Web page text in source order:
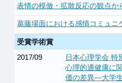
表情の模倣・拡散反応の観点か
葛藤場面における感情コミュニ
受賞学術賞
2017/09
日本心理学会 特
心理的適健康に
価の差異―大学